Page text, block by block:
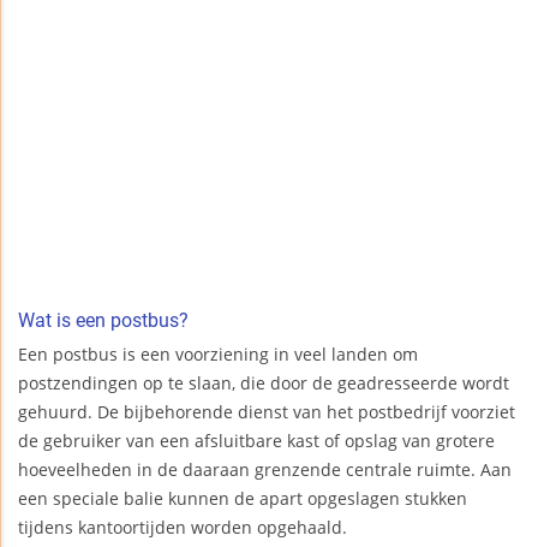
Wat is een postbus?
Een postbus is een voorziening in veel landen om
postzendingen op te slaan, die door de geadresseerde wordt
gehuurd. De bijbehorende dienst van het postbedrijf voorziet
de gebruiker van een afsluitbare kast of opslag van grotere
hoeveelheden in de daaraan grenzende centrale ruimte. Aan
een speciale balie kunnen de apart opgeslagen stukken
tijdens kantoortijden worden opgehaald.